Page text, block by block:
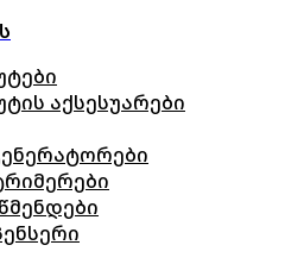
აქსესუარები